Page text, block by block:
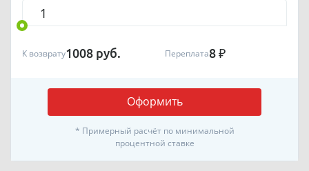
Оформить
К возврату1008 руб. Переплата8 ₽
* Примерный расчёт по минимальной
процентной ставке